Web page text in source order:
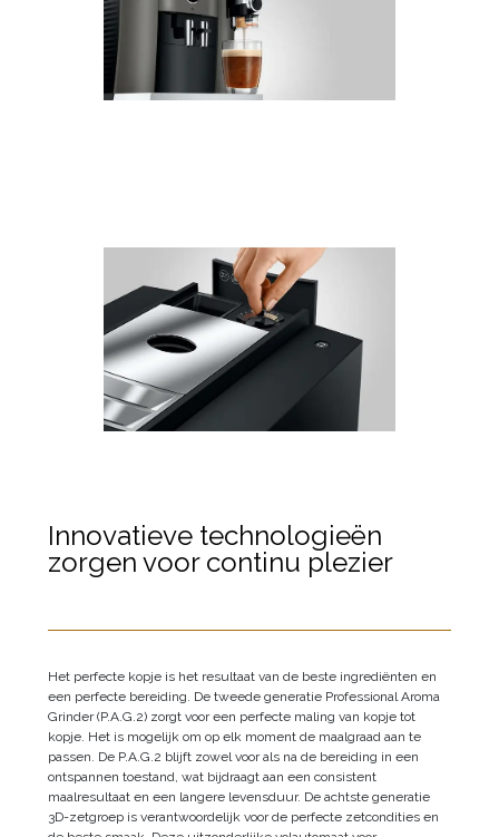
Innovatieve technologieën
zorgen voor continu plezier
Het perfecte kopje is het resultaat van de beste ingrediënten en
een perfecte bereiding. De tweede generatie Professional Aroma
Grinder (P.A.G.2) zorgt voor een perfecte maling van kopje tot
kopje. Het is mogelijk om op elk moment de maalgraad aan te
passen. De P.A.G.2 blijft zowel voor als na de bereiding in een
ontspannen toestand, wat bijdraagt aan een consistent
maalresultaat en een langere levensduur. De achtste generatie
3D-zetgroep is verantwoordelijk voor de perfecte zetcondities en